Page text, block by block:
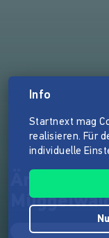
Ämi -
Info
Startnext mag
realisieren. Für
individuelle